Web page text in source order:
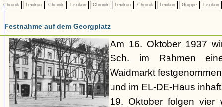
Chronik Lexikon Chronik Lexikon Chronik Lexikon Chronik Lexikon Gruppe Lexikon
Festnahme auf dem Georgplatz
Am 16. Oktober 1937
Sch. im Rahmen
Waidmarkt
und im EL-DE-Haus
19. Oktober folgen vier